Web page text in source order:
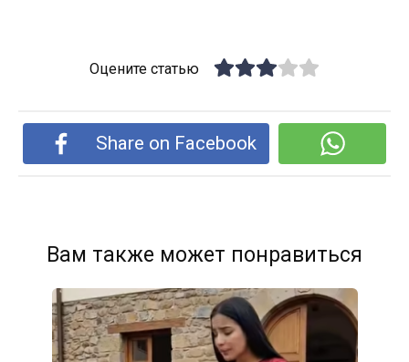
Оцените статью
Share on Facebook
Вам также может понравиться